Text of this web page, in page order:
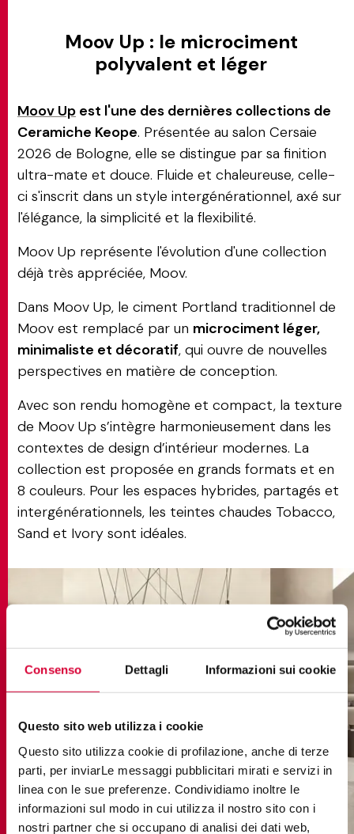
Consenso Dettagli Informazioni sui cookie
Questo sito web utilizza i cookie
Questo sito utilizza cookie di profilazione, anche di terze
parti, per inviarLe messaggi pubblicitari mirati e servizi in
linea con le sue preferenze. Condividiamo inoltre le
informazioni sul modo in cui utilizza il nostro sito con i
nostri partner che si occupano di analisi dei dati web,
Moov Up : le microciment
polyvalent et léger
Moov Up est l'une des dernières collections de
Ceramiche Keope. Présentée au salon Cersaie
2026 de Bologne, elle se distingue par sa finition
ultra-mate et douce. Fluide et chaleureuse, celle-
ci s'inscrit dans un style intergénérationnel, axé sur
l'élégance, la simplicité et la flexibilité.
Moov Up représente l'évolution d'une collection
déjà très appréciée, Moov.
Dans Moov Up, le ciment Portland traditionnel de
Moov est remplacé par un microciment léger,
minimaliste et décoratif, qui ouvre de nouvelles
perspectives en matière de conception.
Avec son rendu homogène et compact, la texture
de Moov Up s’intègre harmonieusement dans les
contextes de design d’intérieur modernes. La
collection est proposée en grands formats et en
8 couleurs. Pour les espaces hybrides, partagés et
intergénérationnels, les teintes chaudes Tobacco,
Sand et Ivory sont idéales.